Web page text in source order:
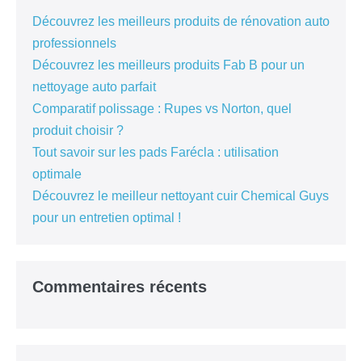
Découvrez les meilleurs produits de rénovation auto
professionnels
Découvrez les meilleurs produits Fab B pour un
nettoyage auto parfait
Comparatif polissage : Rupes vs Norton, quel
produit choisir ?
Tout savoir sur les pads Farécla : utilisation
optimale
Découvrez le meilleur nettoyant cuir Chemical Guys
pour un entretien optimal !
Commentaires récents